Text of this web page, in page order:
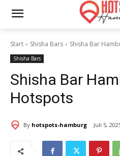
Start Shisha Bars Shisha Bar
Shisha Bars
Shisha Bar
Hotspots
By hotspots-hamburg Juli 5,